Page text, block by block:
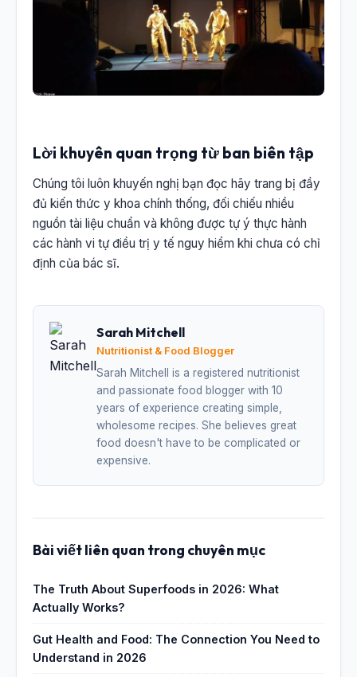
Lời khuyên quan trọng từ ban biên tập
Chúng tôi luôn khuyến nghị bạn đọc hãy trang bị đầy
đủ kiến thức y khoa chính thống, đối chiếu nhiều
nguồn tài liệu chuẩn và không được tự ý thực hành
các hành vi tự điều trị y tế nguy hiểm khi chưa có chỉ
định của bác sĩ.
Sarah Mitchell
Nutritionist & Food Blogger
Sarah Mitchell is a registered nutritionist
and passionate food blogger with 10
years of experience creating simple,
wholesome recipes. She believes great
food doesn't have to be complicated or
expensive.
Bài viết liên quan trong chuyên mục
The Truth About Superfoods in 2026: What
Actually Works?
Gut Health and Food: The Connection You Need to
Understand in 2026